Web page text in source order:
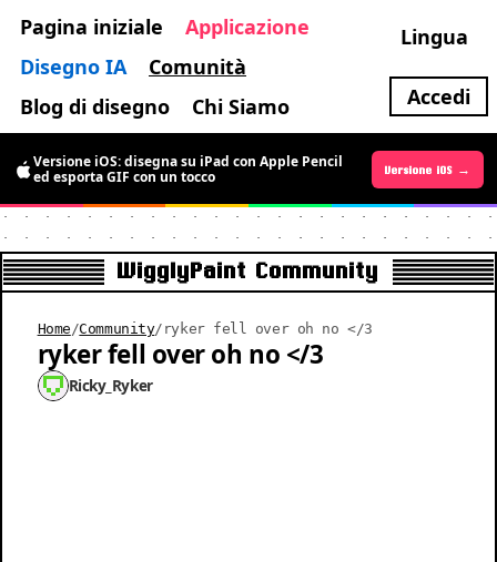
Pagina iniziale
Applicazione
Disegno IA
Comunità
Blog di disegno
Chi Siamo
Lingua
Accedi
Versione Android →
Versione iOS: disegna su iPad con Apple Pencil
ed esporta GIF con un tocco
Versione iOS →
WigglyPaint Community
Home /Community/ ryker fell over oh no </3
ryker fell over oh no </3
Ricky_Ryker